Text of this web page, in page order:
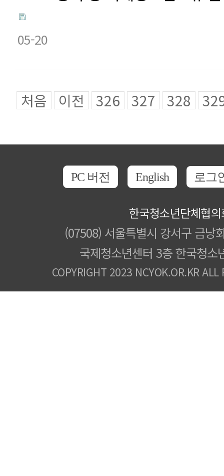
05-20
처음 이전 326 327 328
PC 버전 English 로그
한국청소년단체협
(07508) 서울특별시 강서구 금낭
국제청소년센터 3층 한국청소
COPYRIGHT 2023 NCYOK.OR.KR ALL